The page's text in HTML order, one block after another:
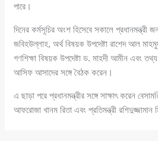
পারে।
দিনের কর্মসূচির অংশ হিসেবে সকালে প্রধানমন্ত্রী
জবিহউল্লাহ, অর্থ বিষয়ক উপদেষ্টা রাশেদ আল
গণশিক্ষা বিষয়ক উপদেষ্টা ড. মাহদী আমীন এবং
আসিফ আসাদের সঙ্গে বৈঠক করেন।
এ ছাড়া পরে প্রধানমন্ত্রীর সঙ্গে সাক্ষাৎ করেন
আফরোজা খানম রিতা এবং প্রতিমন্ত্রী রশিদুজ্জামান